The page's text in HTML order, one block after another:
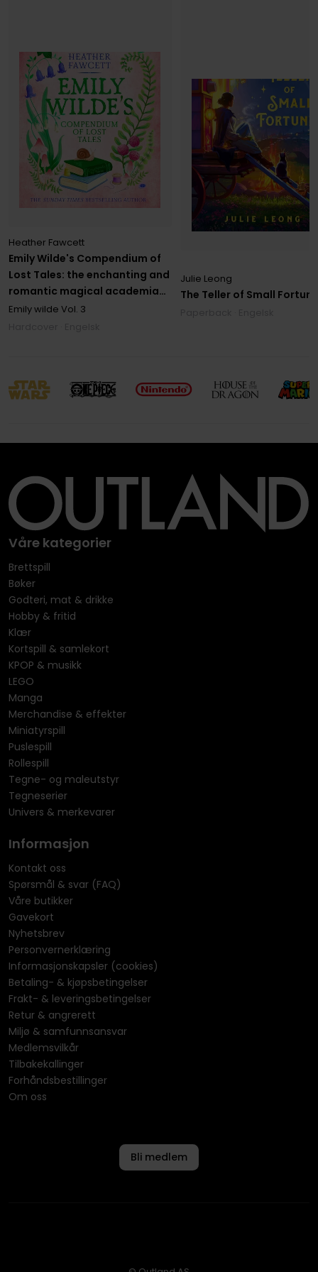
Emily Wilde's Compendium of
Lost Tales: the enchanting and
romantic magical academia
phenomenon!
Heather Fawcett
Emily wilde Vol. 3
The Teller of Small
Julie Leong
Våre kategorier
Brettspill
Bøker
Godteri, mat & drikke
Hobby & fritid
Klær
Kortspill & samlekort
KPOP & musikk
LEGO
Manga
Merchandise & effekter
Miniatyrspill
Puslespill
Rollespill
Tegne- og maleutstyr
Tegneserier
Univers & merkevarer
Informasjon
Kontakt oss
Spørsmål & svar (FAQ)
Våre butikker
Gavekort
Nyhetsbrev
Personvernerklæring
Informasjonskapsler (cookies)
Betaling- & kjøpsbetingelser
Frakt- & leveringsbetingelser
Retur & angrerett
Miljø & samfunnsansvar
Medlemsvilkår
Tilbakekallinger
Forhåndsbestillinger
Om oss
Bli medlem